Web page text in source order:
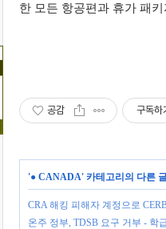
한 모든 항공편과 휴가 패
공감 구독하
'● CANADA' 카테고리의 다른
CRA 해킹 피해자 계정으로
온주 정부, TDSB 요구 거부 - 학